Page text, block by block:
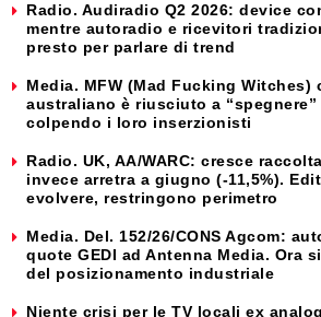
Radio. Audiradio Q2 2026: device
mentre autoradio e ricevitori
presto per parlare di trend
Media. MFW (Mad Fucking
australiano è riusciuto a
colpendo i loro inserzionisti
Radio. UK, AA/WARC: cresce
invece arretra a giugno (-11,5%).
evolvere, restringono perimetro
Media. Del. 152/26/CONS Agcom:
quote GEDI ad Antenna Media. Ora
del posizionamento industriale
Niente crisi per le TV locali ex